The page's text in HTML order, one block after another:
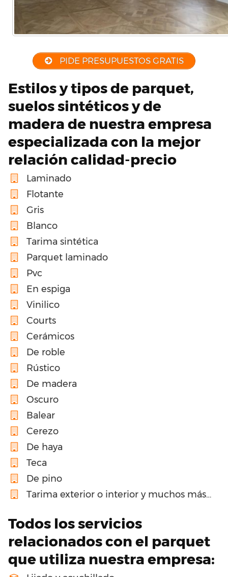
PIDE PRESUPUESTOS GRATIS
Estilos y tipos de parquet,
suelos sintéticos y de
madera de nuestra empresa
especializada con la mejor
relación calidad-precio
Laminado
Flotante
Gris
Blanco
Tarima sintética
Parquet laminado
Pvc
En espiga
Vinilico
Courts
Cerámicos
De roble
Rústico
De madera
Oscuro
Balear
Cerezo
De haya
Teca
De pino
Tarima exterior o interior y muchos más…
Todos los servicios
relacionados con el parquet
que utiliza nuestra empresa: